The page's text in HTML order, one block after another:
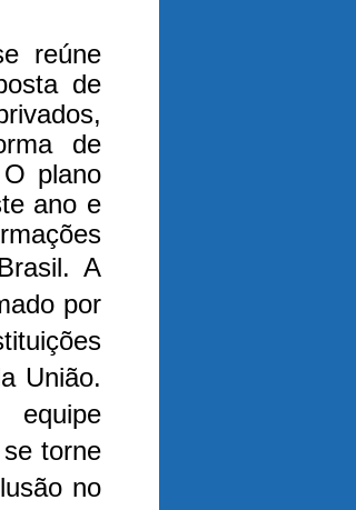
reúne
de
de
plano
ano e
A
por
União.
equipe
torne
no